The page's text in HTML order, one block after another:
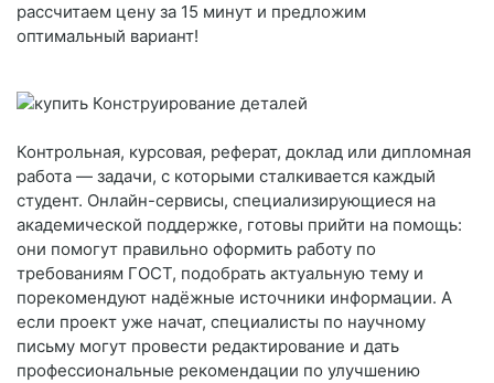
рассчитаем цену за 15 минут и предложим
оптимальный вариант!
Контрольная, курсовая, реферат, доклад или дипломная
работа — задачи, с которыми сталкивается каждый
студент. Онлайн-сервисы, специализирующиеся на
академической поддержке, готовы прийти на помощь:
они помогут правильно оформить работу по
требованиям ГОСТ, подобрать актуальную тему и
порекомендуют надёжные источники информации. А
если проект уже начат, специалисты по научному
письму могут провести редактирование и дать
профессиональные рекомендации по улучшению